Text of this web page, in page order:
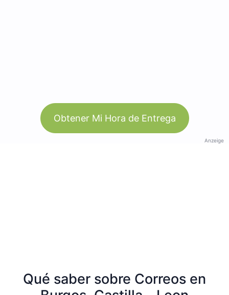
Obtener Mi Hora de Entrega
Anzeige
Qué saber sobre Correos en